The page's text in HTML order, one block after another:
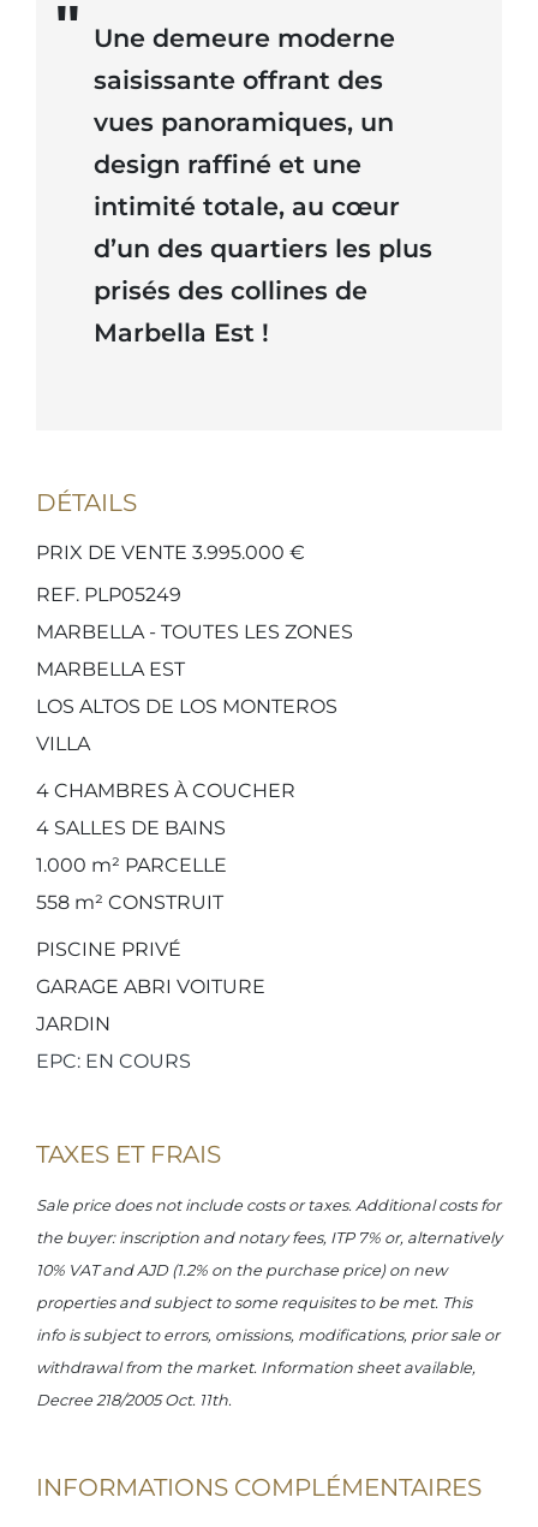
Une demeure moderne
saisissante offrant des
vues panoramiques, un
design raffiné et une
intimité totale, au cœur
d’un des quartiers les plus
prisés des collines de
Marbella Est !
DÉTAILS
PRIX DE VENTE 3.995.000 €
REF. PLP05249
MARBELLA - TOUTES LES ZONES
MARBELLA EST
LOS ALTOS DE LOS MONTEROS
VILLA
4 CHAMBRES À COUCHER
4 SALLES DE BAINS
1.000 m² PARCELLE
558 m² CONSTRUIT
PISCINE PRIVÉ
GARAGE ABRI VOITURE
JARDIN
EPC: EN COURS
TAXES ET FRAIS
Sale price does not include costs or taxes. Additional costs for
the buyer: inscription and notary fees, ITP 7% or, alternatively
10% VAT and AJD (1.2% on the purchase price) on new
properties and subject to some requisites to be met. This
info is subject to errors, omissions, modifications, prior sale or
withdrawal from the market. Information sheet available,
Decree 218/2005 Oct. 11th.
INFORMATIONS COMPLÉMENTAIRES